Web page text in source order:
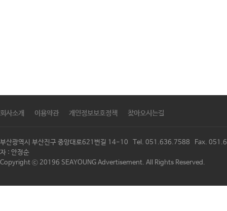
회사소개 이용약관 개인정보보호정책 찾아오시는길
부산광역시 부산진구 중앙대로621번길 14-10 Tel. 051.636.7588 Fax.
자 : 안정순
Copyright ⓒ 20196 SEAYOUNG Advertisement. All Rights Reserved.